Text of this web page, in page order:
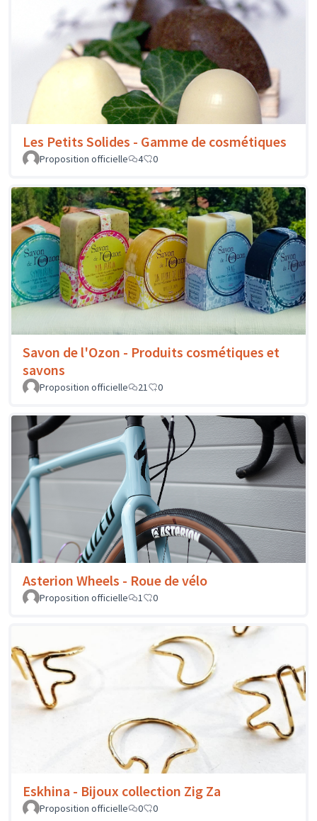
Les Petits Solides - Gamme de cosmétiques
Proposition officielle 4 0
Savon de l'Ozon - Produits cosmétiques et
savons
Proposition officielle 21 0
Asterion Wheels - Roue de vélo
Proposition officielle 1 0
Eskhina - Bijoux collection Zig Za
Proposition officielle 0 0